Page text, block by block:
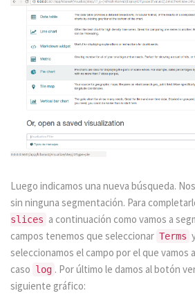
Luego indicamos una nueva búsqueda.
sin ninguna segmentación. Para
slices a continuación como vamos a
campos tenemos que seleccionar Terms
seleccionamos el campo por el que vamos
caso log . Por último le damos al botón
siguiente gráfico: